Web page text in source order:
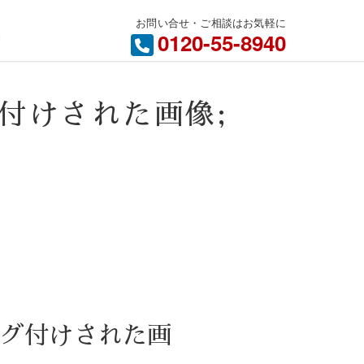
お問い合せ・ご相談はお気軽に
0120-55-8940
された画像;
付けされた画